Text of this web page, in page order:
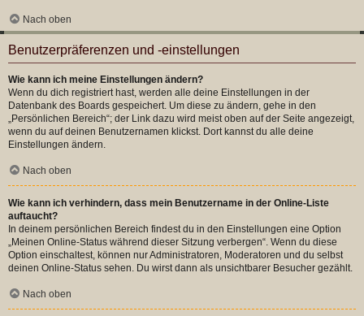
Nach oben
Benutzerpräferenzen und -einstellungen
Wie kann ich meine Einstellungen ändern?
Wenn du dich registriert hast, werden alle deine Einstellungen in der
Datenbank des Boards gespeichert. Um diese zu ändern, gehe in den
„Persönlichen Bereich“; der Link dazu wird meist oben auf der Seite angezeigt,
wenn du auf deinen Benutzernamen klickst. Dort kannst du alle deine
Einstellungen ändern.
Nach oben
Wie kann ich verhindern, dass mein Benutzername in der Online-Liste
auftaucht?
In deinem persönlichen Bereich findest du in den Einstellungen eine Option
„Meinen Online-Status während dieser Sitzung verbergen“. Wenn du diese
Option einschaltest, können nur Administratoren, Moderatoren und du selbst
deinen Online-Status sehen. Du wirst dann als unsichtbarer Besucher gezählt.
Nach oben